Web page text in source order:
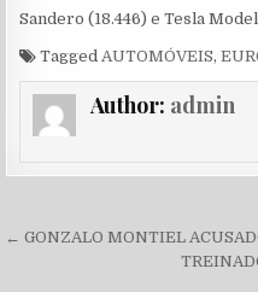
Sandero (18.446) e Tesla Model
TaggedAUTOMÓVEIS,
Author: admin
Navegação de
← GONZALO MONTIEL